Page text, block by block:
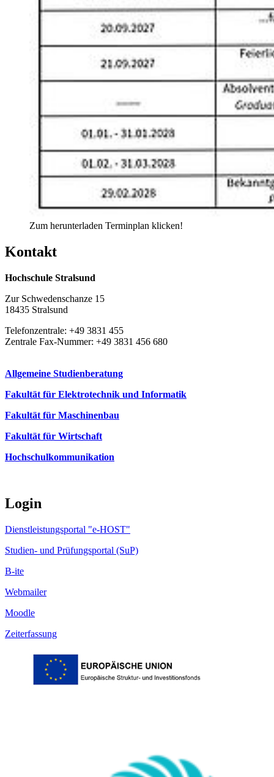
Zum herunterladen Terminplan klicken!
Kon­takt
Hochschule Stralsund
Zur Schwedenschanze 15
18435 Stralsund
Telefonzentrale: +49 3831 455
Zentrale Fax-Nummer: +49 3831 456 680
Allgemeine Studienberatung
Fakultät für Elektrotechnik und Informatik
Fakultät für Maschinenbau
Fakultät für Wirtschaft
Hochschulkommunikation
Login
Dienstleistungsportal "e-HOST"
Studien- und Prüfungsportal (SuP)
B-ite
Webmailer
Moodle
Zeiterfassung